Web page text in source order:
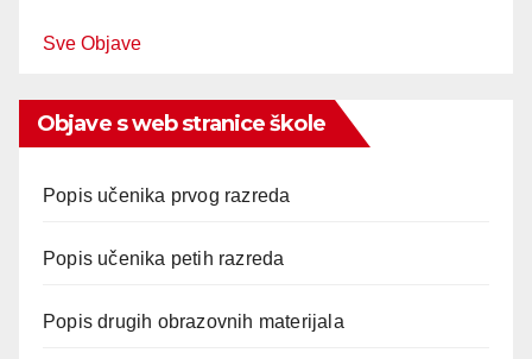
Sve Objave
Objave s web stranice škole
Popis učenika prvog razreda
Popis učenika petih razreda
Popis drugih obrazovnih materijala